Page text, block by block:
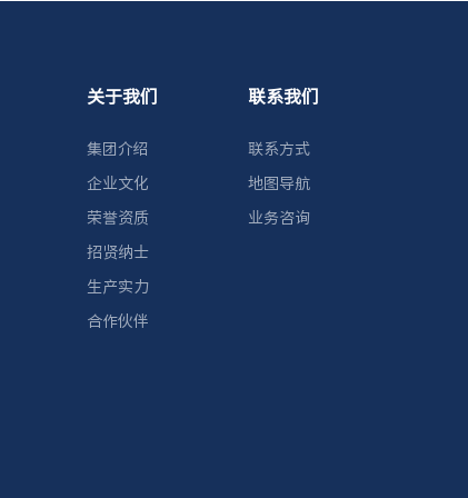
关于我们
集团介绍
企业文化
荣誉资质
招贤纳士
生产实力
合作伙伴
联系我们
联系方式
地图导航
业务咨询